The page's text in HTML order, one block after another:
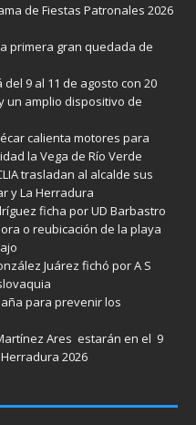
de Fiestas Patronales 2026
primera gran quedada de
9 al 11 de agosto con 20
un amplio dispositivo de
calienta motores para
la Vega de Río Verde
trasladan al alcalde sus
y La Herradura
ficha por UD Barbastro
o reubicación de la playa
Juárez fichó por A S
para prevenir los
Ares estarán en el 9
2026